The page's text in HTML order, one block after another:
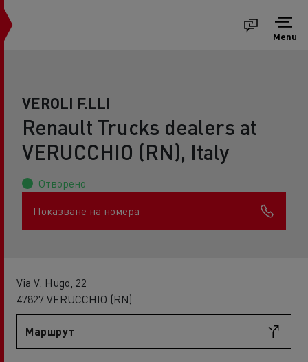
Menu
VEROLI F.LLI
Renault Trucks dealers at
VERUCCHIO (RN), Italy
Отворено
Показване на номера
Via V. Hugo, 22
47827 VERUCCHIO (RN)
Маршрут